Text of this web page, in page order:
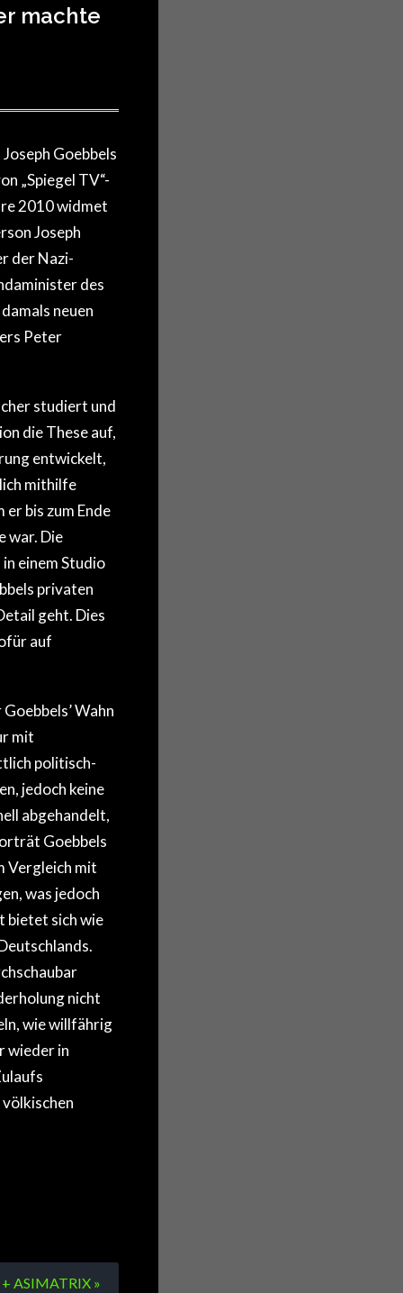
machte
Goebbels
„Spiegel TV“-
2010 widmet
Joseph
der Nazi-
des
neuen
Peter
studiert und
die These auf,
entwickelt,
mithilfe
bis zum Ende
war. Die
einem Studio
privaten
geht. Dies
auf
Wahn
mit
politisch-
jedoch keine
abgehandelt,
Goebbels
Vergleich mit
was jedoch
bietet sich wie
nicht
wie willfährig
wieder in
ASIMATRIX »